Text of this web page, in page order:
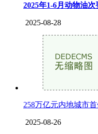
2025年1-6月动物油
2025-08-28
258万亿元内地城市
2025-08-26